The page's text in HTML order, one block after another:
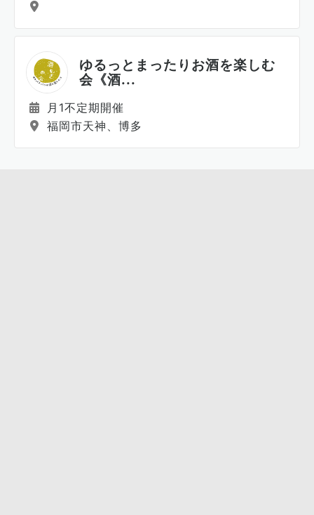
ゆるっとまったりお酒を楽しむ
会《酒...
月1不定期開催
福岡市天神、博多